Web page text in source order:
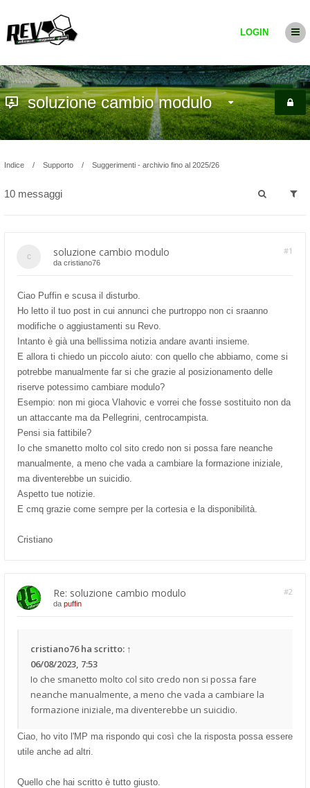
LOGIN
soluzione cambio modulo
Indice Supporto Suggerimenti - archivio fino al 2025/26
10 messaggi
soluzione cambio modulo #1
da cristiano76
Ciao Puffin e scusa il disturbo.
Ho letto il tuo post in cui annunci che purtroppo non ci sraanno
modifiche o aggiustamenti su Revo.
Intanto è già una bellissima notizia andare avanti insieme.
E allora ti chiedo un piccolo aiuto: con quello che abbiamo, come si
potrebbe manualmente far si che grazie al posizionamento delle
riserve potessimo cambiare modulo?
Esempio: non mi gioca Vlahovic e vorrei che fosse sostituito non da
un attaccante ma da Pellegrini, centrocampista.
Pensi sia fattibile?
Io che smanetto molto col sito credo non si possa fare neanche
manualmente, a meno che vada a cambiare la formazione iniziale,
ma diventerebbe un suicidio.
Aspetto tue notizie.
E cmq grazie come sempre per la cortesia e la disponibilità.
Cristiano
Re: soluzione cambio modulo #2
da puffin
cristiano76ha scritto: ↑
06/08/2023, 7:53
Io che smanetto molto col sito credo non si possa fare
neanche manualmente, a meno che vada a cambiare la
formazione iniziale, ma diventerebbe un suicidio.
Ciao, ho vito l'MP ma rispondo qui così che la risposta possa essere
utile anche ad altri.
Quello che hai scritto è tutto giusto.